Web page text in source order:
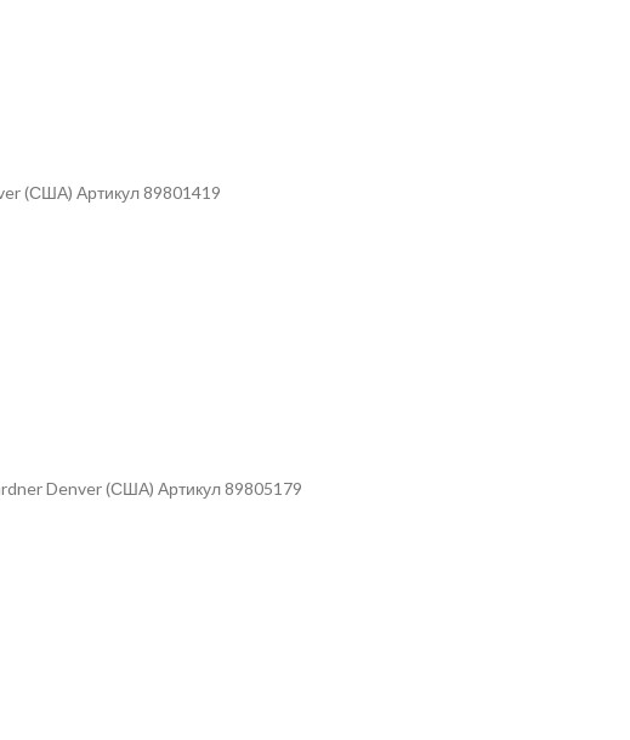
(США) Артикул 89801419
Denver (США) Артикул 89805179